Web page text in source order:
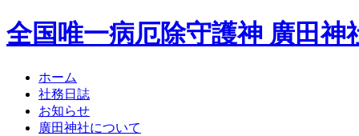
全国唯一病厄除守護神 廣田神
ホーム
社務日誌
お知らせ
廣田神社について